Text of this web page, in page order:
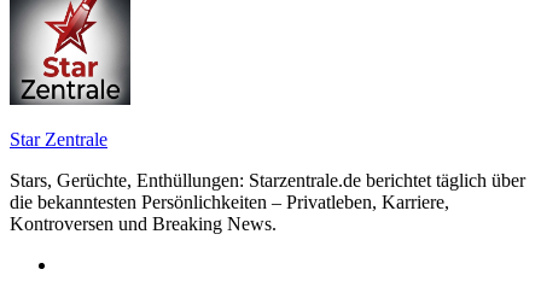
Star Zentrale
Stars, Gerüchte, Enthüllungen: Starzentrale.de berichtet täglich über
die bekanntesten Persönlichkeiten – Privatleben, Karriere,
Kontroversen und Breaking News.